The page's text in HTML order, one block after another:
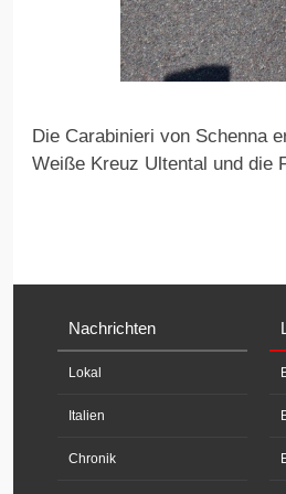
Die Carabinieri von Schenna
Weiße Kreuz Ultental und die
Nachrichten
Lokal
Italien
Chronik